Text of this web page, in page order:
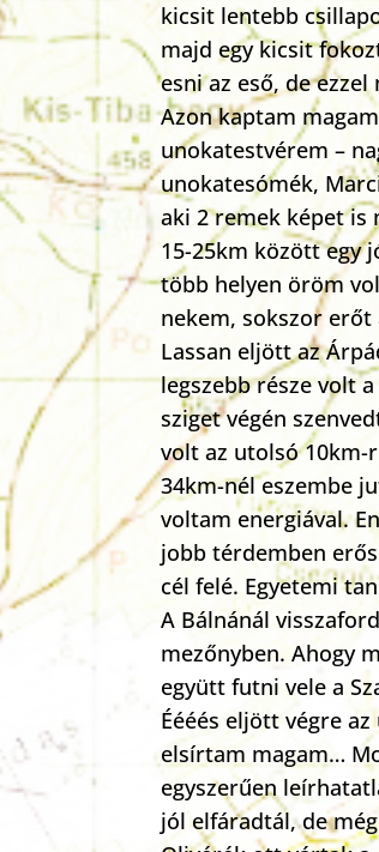
kicsit lentebb
majd egy kicsit
esni az eső, de
Azon kaptam
unokatestvérem –
unokatesómék,
aki 2 remek képet
15-25km között egy
több helyen öröm
nekem, sokszor
Lassan eljött az
legszebb része volt
sziget végén
volt az utolsó 10km-
34km-nél eszembe
voltam energiával.
jobb térdemben
cél felé. Egyetemi
A Bálnánál
mezőnyben. Ahogy
együtt futni vele a
Éééés eljött végre
elsírtam magam…
egyszerűen
jól elfáradtál, de